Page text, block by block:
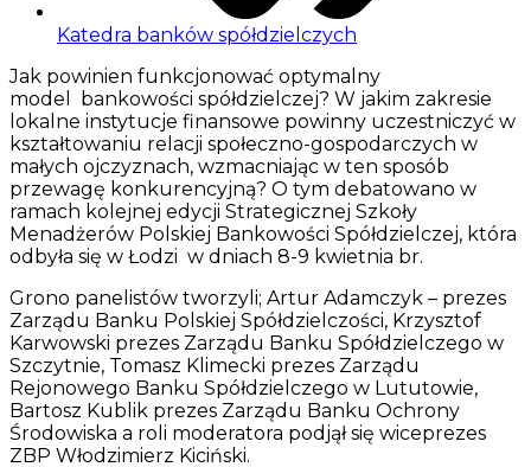
Katedra banków spółdzielczych
Jak powinien funkcjonować optymalny
model bankowości spółdzielczej? W jakim zakresie
lokalne instytucje finansowe powinny uczestniczyć w
kształtowaniu relacji społeczno-gospodarczych w
małych ojczyznach, wzmacniając w ten sposób
przewagę konkurencyjną? O tym debatowano w
ramach kolejnej edycji Strategicznej Szkoły
Menadżerów Polskiej Bankowości Spółdzielczej, która
odbyła się w Łodzi w dniach 8-9 kwietnia br.
Grono panelistów tworzyli; Artur Adamczyk – prezes
Zarządu Banku Polskiej Spółdzielczości, Krzysztof
Karwowski prezes Zarządu Banku Spółdzielczego w
Szczytnie, Tomasz Klimecki prezes Zarządu
Rejonowego Banku Spółdzielczego w Lututowie,
Bartosz Kublik prezes Zarządu Banku Ochrony
Środowiska a roli moderatora podjął się wiceprezes
ZBP Włodzimierz Kiciński.